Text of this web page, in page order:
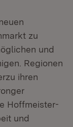
zu
in neuemund
Regionen
ihren
Hoffmeister-
und